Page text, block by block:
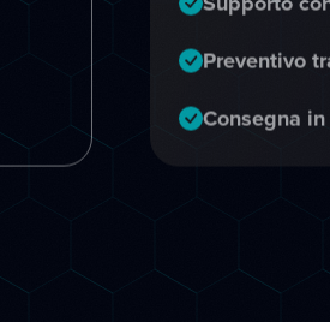
Preventivo
Consegna